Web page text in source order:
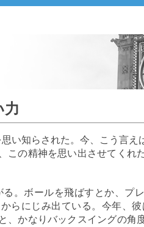
い知らされた。今、こう言
この精神を思い出させてくれ
。ボールを飛ばすとか、プ
らにじみ出ている。今年、
、かなりバックスイングの角